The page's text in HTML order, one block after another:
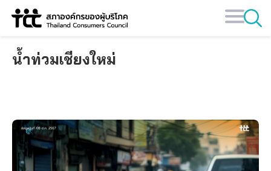
Skip
น้ำท่วมเชียงใหม่